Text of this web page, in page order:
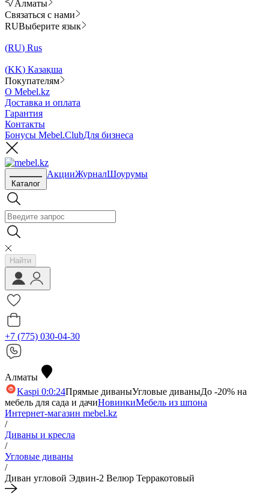
Алматы
Связаться с нами
RUВыберите язык
(RU) Rus
(KK) Казақша
Покупателям
О Mebel.kz
Доставка и оплата
Гарантия
Контакты
Бонусы Mebel.ClubДля бизнеса
Каталог
АкцииЖурналШоурумы
Найти
+7 (775) 030-04-30
Алматы
Kaspi 0:0:24Прямые диваныУгловые диваныДо -20% на
мебель для сада и дачиНовинкиМебель из шпона
Интернет-магазин mebel.kz
/
Диваны и кресла
/
Угловые диваны
/
Диван угловой Эдвин-2 Велюр Терракотовый